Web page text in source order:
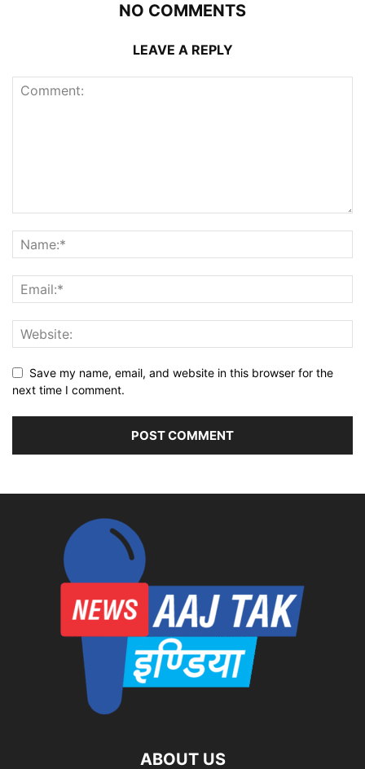
NO COMMENTS
LEAVE A REPLY
Save my name, email, and website in this browser for the
next time I comment.
ABOUT US